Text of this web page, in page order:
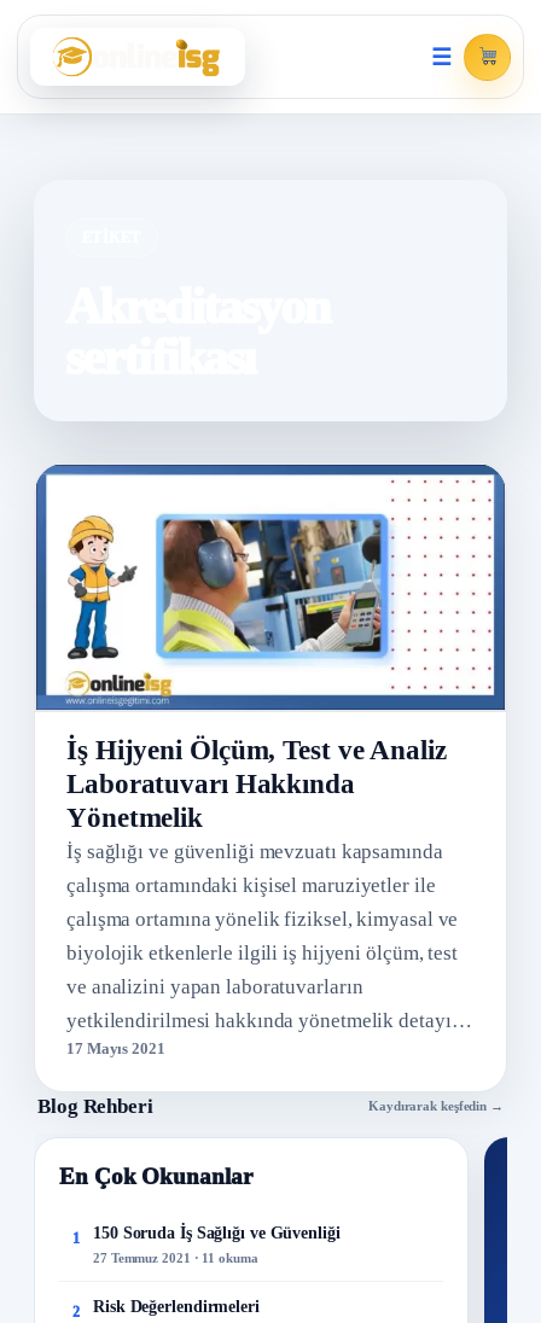
☰
İş Hijyeni Ölçüm, Test ve Analiz
Laboratuvarı Hakkında
Yönetmelik
İş sağlığı ve güvenliği mevzuatı kapsamında
çalışma ortamındaki kişisel maruziyetler ile
çalışma ortamına yönelik fiziksel, kimyasal ve
biyolojik etkenlerle ilgili iş hijyeni ölçüm, test
ve analizini yapan laboratuvarların
yetkilendirilmesi hakkında yönetmelik detayı…
17 Mayıs 2021
Blog Rehberi Kaydırarak keşfedin →
En Çok Okunanlar
1 150 Soruda İş Sağlığı ve Güvenliği
27 Temmuz 2021 · 11 okuma
2 Risk Değerlendirmeleri